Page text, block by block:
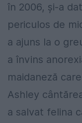
în 2006, şi-a
periculos de
a ajuns la o
a învins
maidaneză
Ashley
a salvat felina